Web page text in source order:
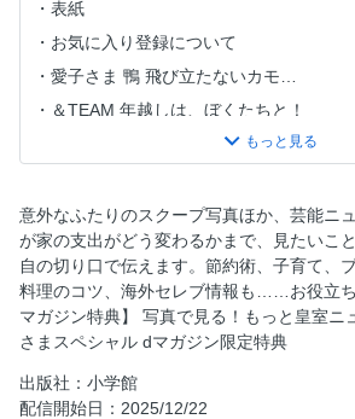
表紙
お気に入り登録について
愛子さま 鴨 飛び立たないカモ…
＆TEAM 年越しは、ぼくたちと！
帰省をおいしく！ 全国駅弁万博2026
目次
愛子さま 悠仁さま「共に世界へ！」重
福原愛「再婚と妊娠」衝撃告白120分
中居正広 不屈の重大闘病「絶対に人権
中島裕翔 新木優子 結婚へ「一つ屋根の
目黒蓮と妻夫木聡 男泣き『ロイヤルフ
秘話
意外なふたりのスクープ写真ほか、芸能ニ
が家の支出がどう変わるかまで、見たいこ
自の切り口で伝えます。節約術、子育て、
料理のコツ、海外セレブ情報も……お役立
マガジン特典】 写真で見る！もっと皇室ニ
さまスペシャル dマガジン限定特典
出版社：小学館
配信開始日：2025/12/22